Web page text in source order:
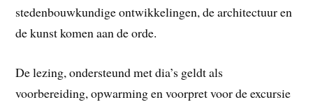
stedenbouwkundige ontwikkelingen, de architectuur en
de kunst komen aan de orde.
De lezing, ondersteund met dia’s geldt als
voorbereiding, opwarming en voorpret voor de excursie